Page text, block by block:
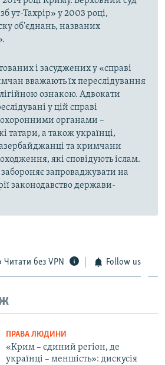
ут-Тахрір» у 2003 році,
об'єднань, названих
і засуджених у «справі
вважають їх переслідування
ознакою. Адвокати
у цій справі
органами –
татари, а також українці,
та кримчани
які сповідують іслам.
запроваджувати на
законодавство держави-
Читати без VPN Follow us
ПРАВА ЛЮДИНИ
«Крим – єдиний регіон, де
українці – меншість»: дискусія